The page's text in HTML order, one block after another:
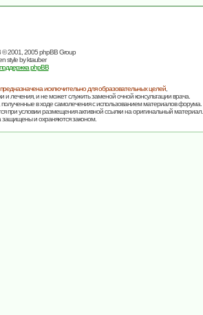
© 2001, 2005 phpBB Group
style byktauber
phpBB
исключительно для образовательных целей,
и лечения, и не может служить заменой очной консультации врача.
в ходе самолечения с использованием материалов форума.
условии размещения активной ссылки на оригинальный материал.
защищены и охраняются законом.